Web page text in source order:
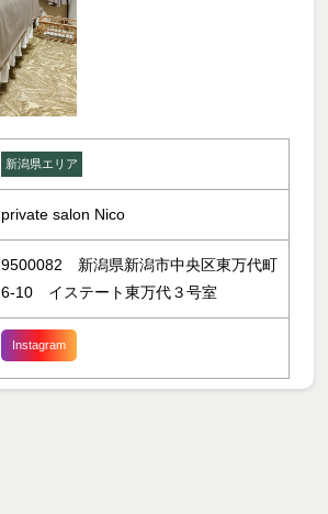
新潟県エリア
private salon Nico
9500082 新潟県新潟市中央区東万代町
6-10 イステート東万代３号室
Instagram